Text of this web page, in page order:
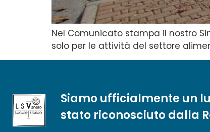
Nel Comunicato stampa il nostro
solo per le attività del settore
Siamo ufficialmente un
stato riconosciuto dalla